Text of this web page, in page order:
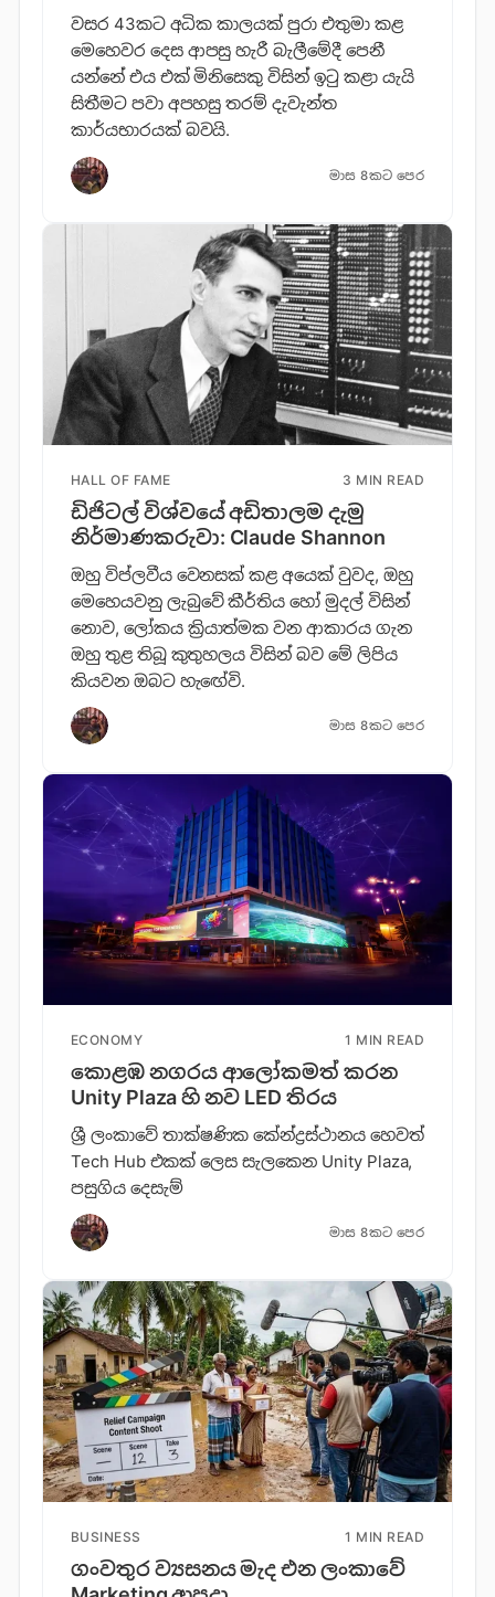
වසර 43කට අධික කාලයක් පුරා එතුමා කළ
මෙහෙවර දෙස ආපසු හැරී බැලීමේදී පෙනී
යන්නේ එය එක් මිනිසෙකු විසින් ඉටු කළා යැයි
සිතීමට පවා අපහසු තරම් දැවැන්ත
කාර්යභාරයක් බවයි.
මාස 8කට පෙර
HALL OF FAME 3 MIN READ
ඩිජිටල් විශ්වයේ අඩිතාලම දැමු
නිර්මාණකරුවා: Claude Shannon
ඔහු විප්ලවීය වෙනසක් කළ අයෙක් වුවද, ඔහු
මෙහෙයවනු ලැබුවේ කීර්තිය හෝ මුදල් විසින්
නොව, ලෝකය ක්‍රියාත්මක වන ආකාරය ගැන
ඔහු තුළ තිබූ කුතුහලය විසින් බව මේ ලිපිය
කියවන ඔබට හැඟේවි.
මාස 8කට පෙර
ECONOMY 1 MIN READ
කොළඹ නගරය ආලෝකමත් කරන
Unity Plaza හි නව LED තිරය
ශ්‍රී ලංකාවේ තාක්ෂණික කේන්ද්‍රස්ථානය හෙවත්
Tech Hub එකක් ලෙස සැලකෙන Unity Plaza,
පසුගිය දෙසැම්
මාස 8කට පෙර
BUSINESS 1 MIN READ
ගංවතුර ව්‍යසනය මැද එන ලංකාවේ